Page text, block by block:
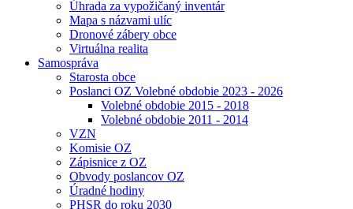
Úhrada za vypožičaný inventár
Mapa s názvami ulíc
Dronové zábery obce
Virtuálna realita
Samospráva
Starosta obce
Poslanci OZ Volebné obdobie 2023 - 2026
Volebné obdobie 2015 - 2018
Volebné obdobie 2011 - 2014
VZN
Komisie OZ
Zápisnice z OZ
Obvody poslancov OZ
Úradné hodiny
PHSR do roku 2030